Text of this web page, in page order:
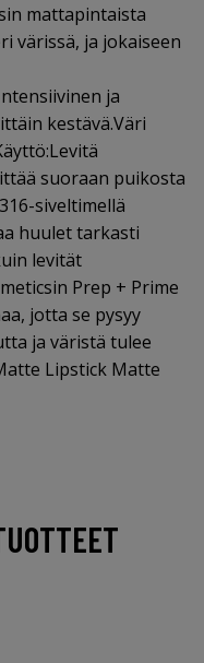
mattapintaista
värissä, ja jokaiseen
ja
kestävä.Väri
suoraan puikosta
siveltimellä
huulet tarkasti
levität
Prep + Prime
jotta se pysyy
ja väristä tulee
Lipstick Matte